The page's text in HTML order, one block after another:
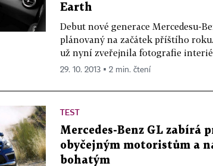
Earth
Debut nové generace Mercedesu-
plánovaný na začátek příštího
už nyní zveřejnila fotografie
29. 10. 2013 ▪ 2 min. čtení
TEST
Mercedes-Benz GL zabírá
obyčejným motoristům a
bohatým